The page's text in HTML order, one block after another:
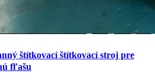
štítkovací štítkovací stroj pre
fľašu